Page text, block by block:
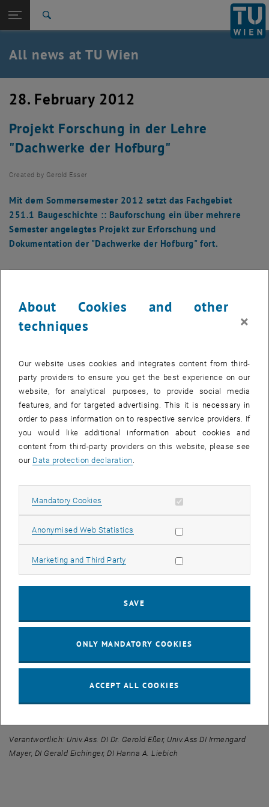
TU Login
Quicklinks
Toggle quicklinks menu
Studies
Career
Back: list subpages of parent page TU Wien Homepage
Back to:
TU Wien Homepage
Overview
All news at TU Wien
28. February 2012
Projekt Forschung in der Lehre
"Dachwerke der Hofburg"
Created by Gerold Esser
Mit dem Sommersemester 2012 setzt das Fachgebiet
251.1 Baugeschichte :: Bauforschung ein über mehrere
Semester angelegtes Projekt zur Erforschung und
Dokumentation der "Dachwerke der Hofburg" fort.
Die Dachwerkskonstruktionen der Wiener Hofburg stellen einen
noch vollständig unbekannten und nicht gehobenen
exemplarische Darstellung der Entwicklung großer Dachwerke in
Wien vom Spätmittelalter über die frühe Neuzeit, den Barock bis in
das 19. und 20. Jahrhundert.
In einer gemeinsamen Initiative derTU Wien, des
Bundesdenkmalamtes, derBurghauptmannschaft Österreich
und
derÖsterreichischen Akademie der Wissenschaften(Hofburg-
Projekt) sollen die Dachwerke der Hofburg in das Zentrum von Lehre
zweier barocker Dachwerke sein, der Winterreitschule (um 1720)
und des Prunksaals / Westflügel (frühes 18. Jh.) sein. Aufgabe der
Studierenden ist es, in Kleingruppen jeweils ein abgeschlossenes
Dachsystem zeichnerisch darzustellen und in einer schriftlichen
Arbeit zu beschreiben.
Das Semesterprogramm begleitet eine Reihe von Fachvorträgen zu
den Themen "Dachwerkstypologien", "Vermessungstechniken",
historischen Dachwerken".
Sommersemesters in der Hofburg aus Anlass des "Tag des
Denkmals" am 30. September 2012.
Verantwortlich: Univ.Ass. DI Dr. Gerold Eßer, Univ.Ass DI Irmengard
Mayer, DI Gerald Eichinger, DI Hanna A. Liebich
About Cookies and other
techniques
×
Our website uses cookies and integrates content from third-
party providers to ensure you get the best experience on our
website, for analytical purposes, to provide social media
features, and for targeted advertising. This it is necessary in
order to pass information on to respective service providers. If
you would like additional information about cookies and
content from third-party providers on this website, please see
our Data protection declaration.
Mandatory Cookies Allow mandatory cookies
Anonymised Web Statistics Allow statistic cookies
Marketing and Third Party Allow marketing cookies
SAVE
ONLY MANDATORY COOKIES
ACCEPT ALL COOKIES